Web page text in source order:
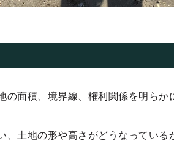
の面積、境界線、権利関係を明らか
、土地の形や高さがどうなっている